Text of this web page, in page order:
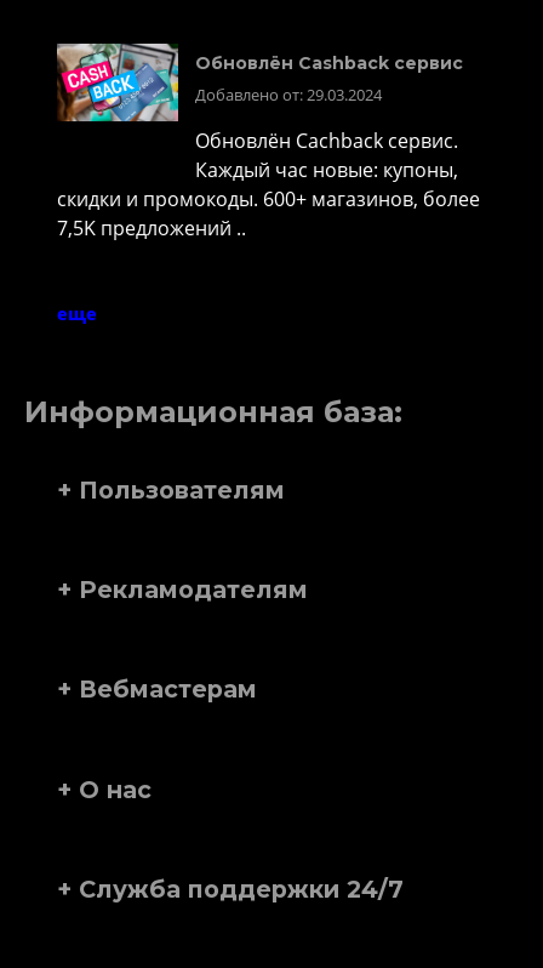
Обновлён Cashback сервис
Добавлено от: 29.03.2024
Обновлён Cachback сервис.
Каждый час новые: купоны,
скидки и промокоды. 600+ магазинов, более
7,5K предложений ..
еще
Информационная база:
+ Пользователям
+ Рекламодателям
+ Вебмастерам
+ О нас
+ Служба поддержки 24/7